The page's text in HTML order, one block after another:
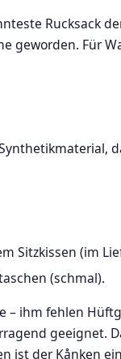
Rucksack
geworden. Für
Sitzkissen (im
(schmal).
– ihm fehlen
geeignet.
ist der Kånken